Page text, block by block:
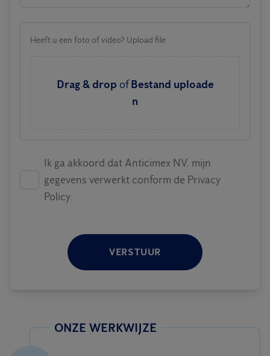
Heeft u een foto of video? Upload file
Drag & drop of Bestand uploade
n
Ik ga akkoord dat Anticimex NV. mijn
gegevens verwerkt conform de Privacy
Policy.
VERSTUUR
ONZE WERKWIJZE